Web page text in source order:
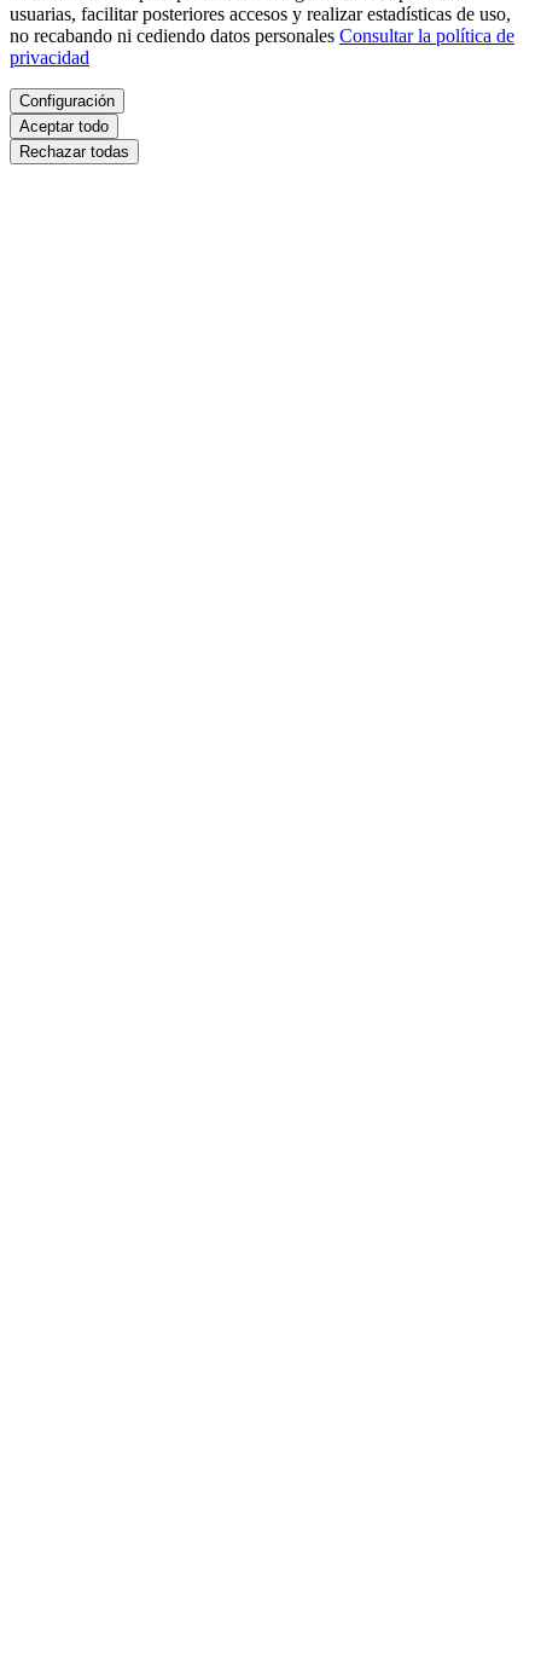
usuarias, facilitar posteriores accesos y realizar estadísticas de uso,
no recabando ni cediendo datos personales Consultar la política de
privacidad
Configuración
Aceptar todo
Rechazar todas